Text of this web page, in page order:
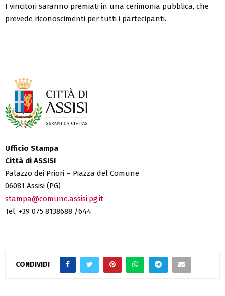
I vincitori saranno premiati in una cerimonia pubblica, che
prevede riconoscimenti per tutti i partecipanti.
Ufficio Stampa
Città di ASSISI
Palazzo dei Priori – Piazza del Comune
06081 Assisi (PG)
stampa@comune.assisi.pg.it
Tel. +39 075 8138688 /644
CONDIVIDI